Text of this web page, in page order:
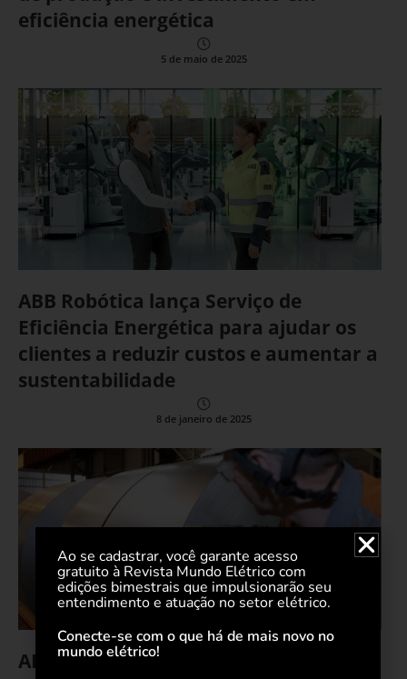
eficiência energética
5 de maio de 2025
ABB Robótica lança Serviço de
Eficiência Energética para ajudar os
clientes a reduzir custos e aumentar a
sustentabilidade
8 de janeiro de 2025
ABB e ArcelorMittal fazem parceria
Ao se cadastrar, você garante acesso
gratuito à Revista Mundo Elétrico com
edições bimestrais que impulsionarão seu
entendimento e atuação no setor elétrico.
Conecte-se com o que há de mais novo no
mundo elétrico!